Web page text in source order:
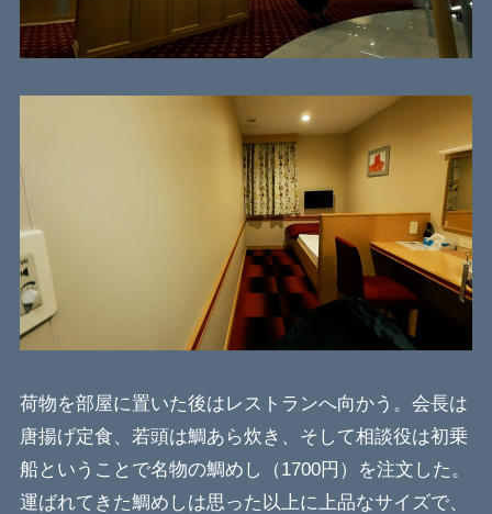
荷物を部屋に置いた後はレストランへ向かう。会長は
唐揚げ定食、若頭は鯛あら炊き、そして相談役は初乗
船ということで名物の鯛めし（1700円）を注文した。
運ばれてきた鯛めしは思った以上に上品なサイズで、